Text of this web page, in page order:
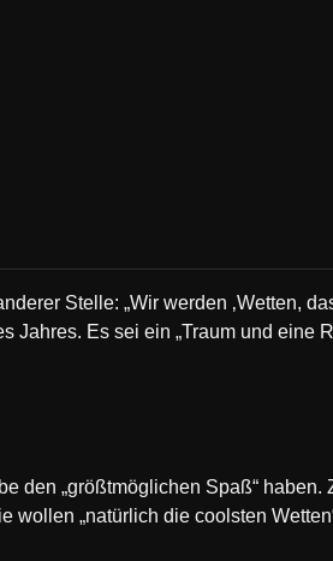
Stelle: „Wir werden ‚Wetten,
Jahres. Es sei ein „Traum und eine
den „größtmöglichen Spaß“ haben.
wollen „natürlich die coolsten